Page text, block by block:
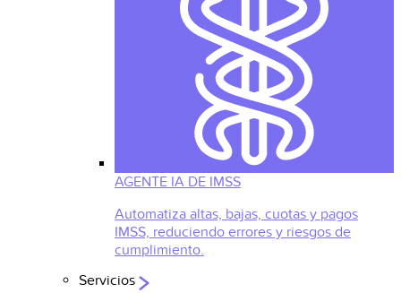
AGENTE IA DE IMSS
Automatiza altas, bajas, cuotas y pagos
IMSS, reduciendo errores y riesgos de
cumplimiento.
Servicios